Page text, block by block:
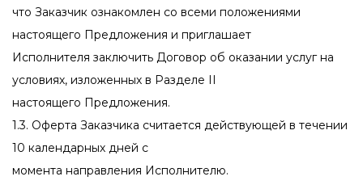
что Заказчик ознакомлен со всеми положениями
настоящего Предложения и приглашает
Исполнителя заключить Договор об оказании услуг на
условиях, изложенных в Разделе II
настоящего Предложения.
1.3. Оферта Заказчика считается действующей в течении
10 календарных дней с
момента направления Исполнителю.